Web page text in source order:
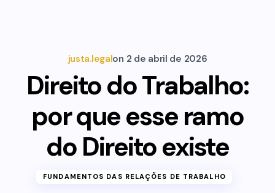
justa.legalon 2 de abril de 2026
Direito do Trabalho:
por que esse ramo
do Direito existe
FUNDAMENTOS DAS RELAÇÕES DE TRABALHO